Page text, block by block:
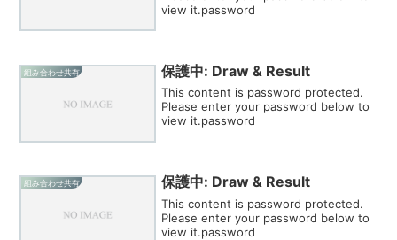
view it.password
組み合わせ共有 保護中: Draw & Result
This content is password protected.
Please enter your password below to
view it.password
組み合わせ共有 保護中: Draw & Result
This content is password protected.
Please enter your password below to
view it.password